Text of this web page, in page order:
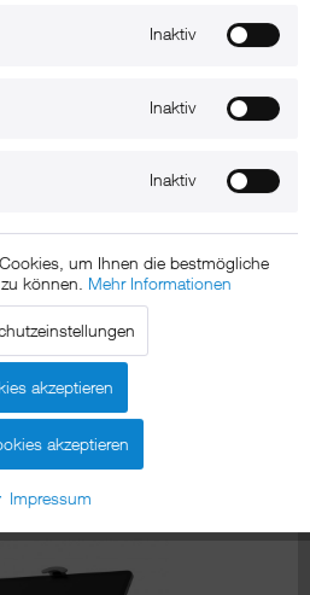
Produkt
top allround
Inaktiv
Inaktiv
Inaktiv
um Ihnen die bestmögliche
können. Mehr Informationen
akzeptieren
akzeptieren
Impressum